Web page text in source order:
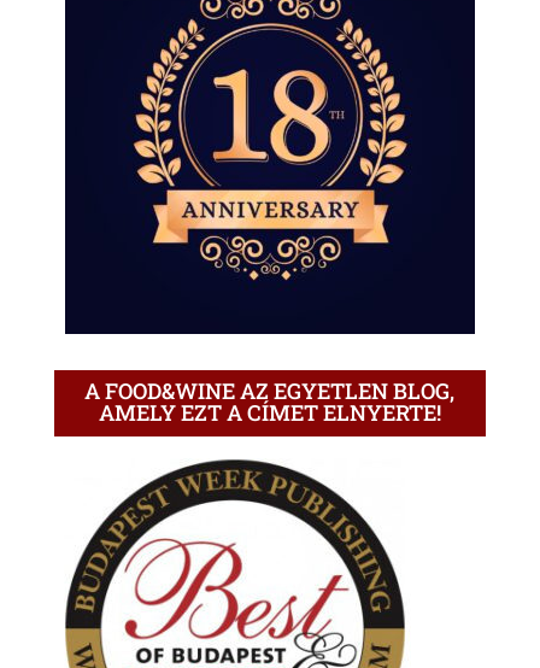
A FOOD&WINE AZ EGYETLEN BLOG,
AMELY EZT A CÍMET ELNYERTE!